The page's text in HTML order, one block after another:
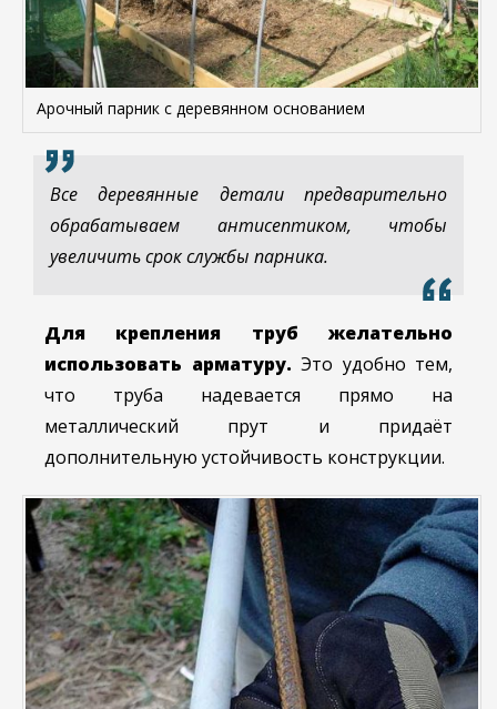
Арочный парник с деревянном основанием
Все деревянные детали предварительно
обрабатываем антисептиком, чтобы
увеличить срок службы парника.
Для крепления труб желательно
использовать арматуру. Это удобно тем,
что труба надевается прямо на
металлический прут и придаёт
дополнительную устойчивость конструкции.